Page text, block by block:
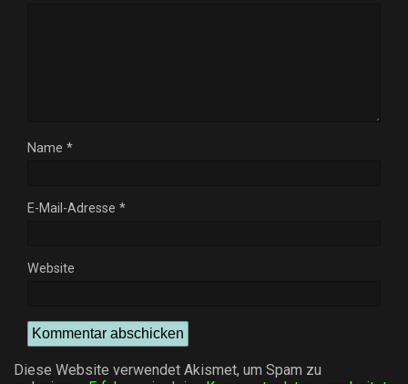
Name *
E-Mail-Adresse *
Website
Diese Website verwendet Akismet, um Spam zu